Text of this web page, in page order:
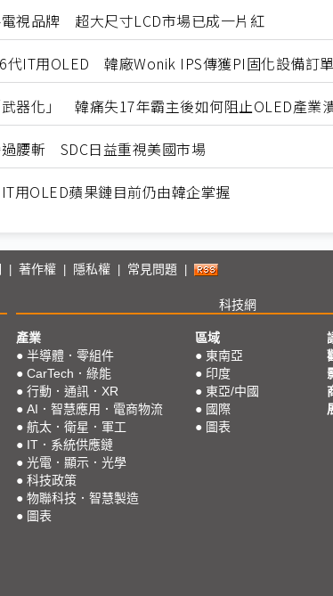
視品牌 超大尺寸LCD市場已成一片紅
代IT用OLED 韓廠Wonik IPS傳獲PI固化設備訂單
器化」 韓痛失17年霸主後如何阻止OLED產業
腰斬 SDC日益重視美國市場
用OLED蘋果鏈目前仍由韓企掌握
著作權 隱私權 常見問題
科技網
產業
● 半導體．零組件
● CarTech．綠能
● 行動．通訊．XR
● AI．智慧應用．電商物流
● 航太．衛星．軍工
● IT．系統供應鏈
● 光電．顯示．光學
● 科技政策
● 物聯科技．智慧製造
● 圖表
區域
● 東南亞
● 印度
● 東亞/中國
● 國際
● 圖表